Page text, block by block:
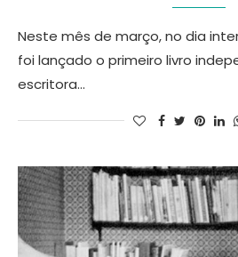
Neste mês de março, no dia
foi lançado o primeiro livro
escritora…